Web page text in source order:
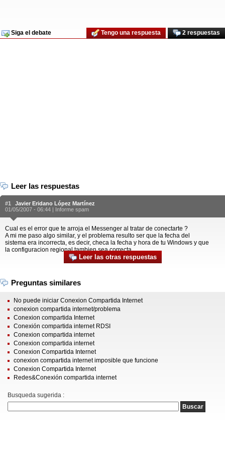
Siga el debate 2 respuestas
Tengo una respuesta
Leer las respuestas
#1
Javier Eridano López Martínez
01/05/2007 - 06:44 | Informe spam
Cual es el error que te arroja el Messenger al tratar de conectarte ?
A mi me paso algo similar, y el problema resulto ser que la fecha del
sistema era incorrecta, es decir, checa la fecha y hora de tu Windows y que
la configuracion regional tambien sea correcta.
Leer las otras respuestas
Preguntas similares
No puede iniciar Conexion Compartida Internet
conexion compartida internet/problema
Conexion compartida Internet
Conexión compartida internet RDSI
Conexion compartida internet
Conexion compartida internet
Conexion Compartida Internet
conexion compartida internet imposible que funcione
Conexion Compartida Internet
Redes&Conexión compartida internet
Busqueda sugerida :